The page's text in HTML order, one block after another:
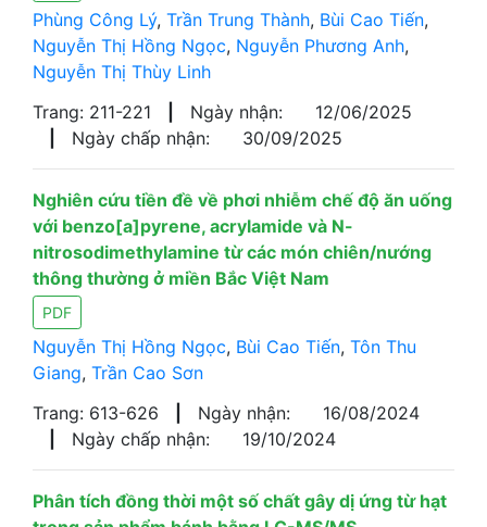
Phùng Công Lý, Trần Trung Thành, Bùi Cao Tiến,
Nguyễn Thị Hồng Ngọc, Nguyễn Phương Anh,
Nguyễn Thị Thùy Linh
Trang: 211-221
Ngày nhận:
12/06/2025
Ngày chấp nhận: 30/09/2025
Nghiên cứu tiền đề về phơi nhiễm chế độ ăn uống
với benzo[a]pyrene, acrylamide và N-
nitrosodimethylamine từ các món chiên/nướng
thông thường ở miền Bắc Việt Nam
PDF
Nguyễn Thị Hồng Ngọc, Bùi Cao Tiến, Tôn Thu
Giang, Trần Cao Sơn
Trang: 613-626
Ngày nhận:
16/08/2024
Ngày chấp nhận: 19/10/2024
Phân tích đồng thời một số chất gây dị ứng từ hạt